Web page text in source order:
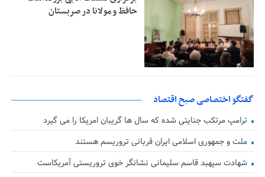
حافظ و مولانا در صربستان
گفتگو اختصاصی صبح اقتصاد
ترامپ مرتکب جنایتی شده که سال ها گریبان امریکا را می گیرد
ملت و جمهوری اسلامی ایران قربانی تروریسم هستند
شهادت سپهبد قاسم سلیمانی نشانگر خوی تروریستی آمریکاست